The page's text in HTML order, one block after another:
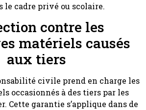
le cadre privé ou scolaire.
contre les
matériels causés
aux tiers
civile prend en charge les
occasionnés à des tiers par les
Cette garantie s’applique dans de